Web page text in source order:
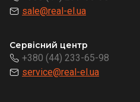
sale@real-el.ua
Сервісний центр
+380 (44) 233-65-98
service@real-el.ua